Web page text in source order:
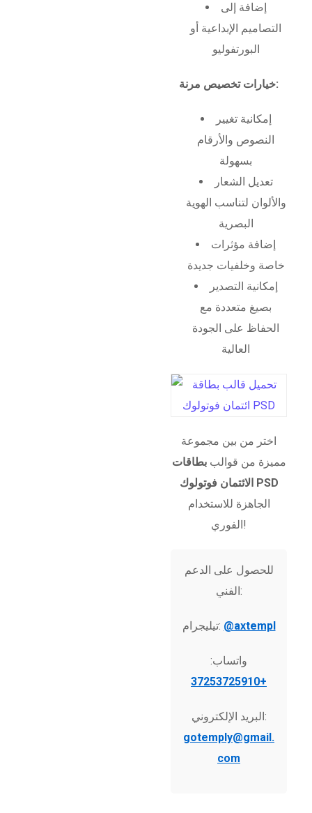
إضافة إلى
التصاميم الإبداعية أو
البورتفوليو
خيارات تخصيص مرنة:
إمكانية تغيير
النصوص والأرقام
بسهولة
تعديل الشعار
والألوان لتناسب الهوية
البصرية
إضافة مؤثرات
خاصة وخلفيات جديدة
إمكانية التصدير
بصيغ متعددة مع
الحفاظ على الجودة
العالية
اختر من بين مجموعة
مميزة من قوالببطاقات
الائتمان فوتولوك PSD
الجاهزة للاستخدام
الفوري!
للحصول على الدعم
الفني:
تيليجرام: @axtempl
واتساب:
+37253725910
البريد الإلكتروني:
gotemply@gmail.
com